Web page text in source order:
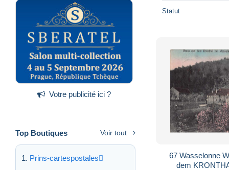
Votre publicité ici ?
Top Boutiques Voir tout
Prins-cartespostales
Statut
67 Wasselonne Wasselnheim Gruss aus
dem